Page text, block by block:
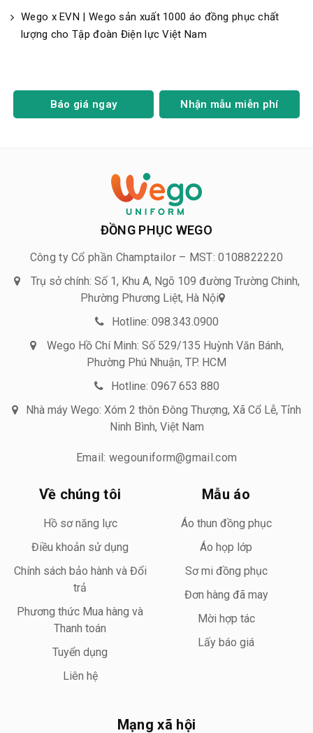
Wego x EVN | Wego sản xuất 1000 áo đồng phục chất
lượng cho Tập đoàn Điện lực Việt Nam
Báo giá ngay Nhận mẫu miễn phí
ĐỒNG PHỤC WEGO
Công ty Cổ phần Champtailor – MST: 0108822220
Trụ sở chính: Số 1, Khu A, Ngõ 109 đường Trường Chinh,
Phường Phương Liệt, Hà Nội
Hotline: 098.343.0900
Wego Hồ Chí Minh: Số 529/135 Huỳnh Văn Bánh,
Phường Phú Nhuận, TP. HCM
Hotline: 0967 653 880
Nhà máy Wego: Xóm 2 thôn Đông Thượng, Xã Cổ Lễ, Tỉnh
Ninh Bình, Việt Nam
Email: wegouniform@gmail.com
Về chúng tôi
Hồ sơ năng lực
Điều khoản sử dụng
Chính sách bảo hành và Đổi
trả
Phương thức Mua hàng và
Thanh toán
Tuyển dụng
Liên hệ
Mẫu áo
Áo thun đồng phục
Áo họp lớp
Sơ mi đồng phục
Đơn hàng đã may
Mời hợp tác
Lấy báo giá
Mạng xã hội